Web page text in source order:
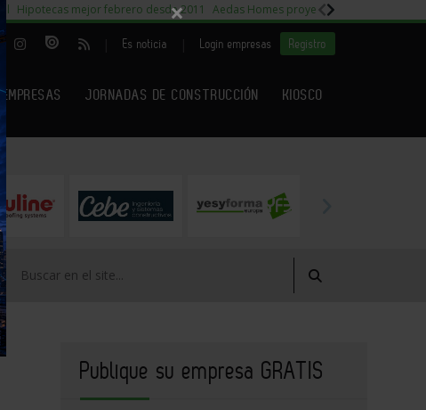
Hipotecas mejor febrero desde 2011 Aedas Homes proyecto Fiora
Es noticia Login empresas Registro
EMPRESAS JORNADAS DE CONSTRUCCIÓN KIOSCO
Publique su empresa GRATIS
×